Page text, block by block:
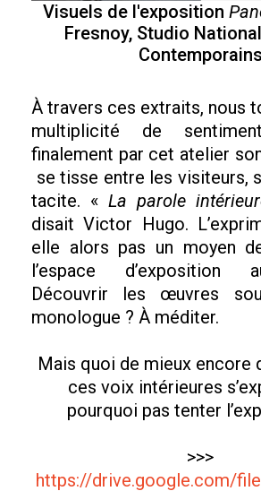
Visuels de l'exposition
Fresnoy, Studio
Contemporains
À travers ces extraits, nous
multiplicité de
finalement par cet atelier
se tisse entre les visiteurs,
tacite. « La parole
disait Victor Hugo.
elle alors pas un moyen
l’espace d’exposition
Découvrir les œuvres
monologue ? À méditer.
Mais quoi de mieux encore
ces voix intérieures
pourquoi pas tenter
>>>
https://drive.google.com/